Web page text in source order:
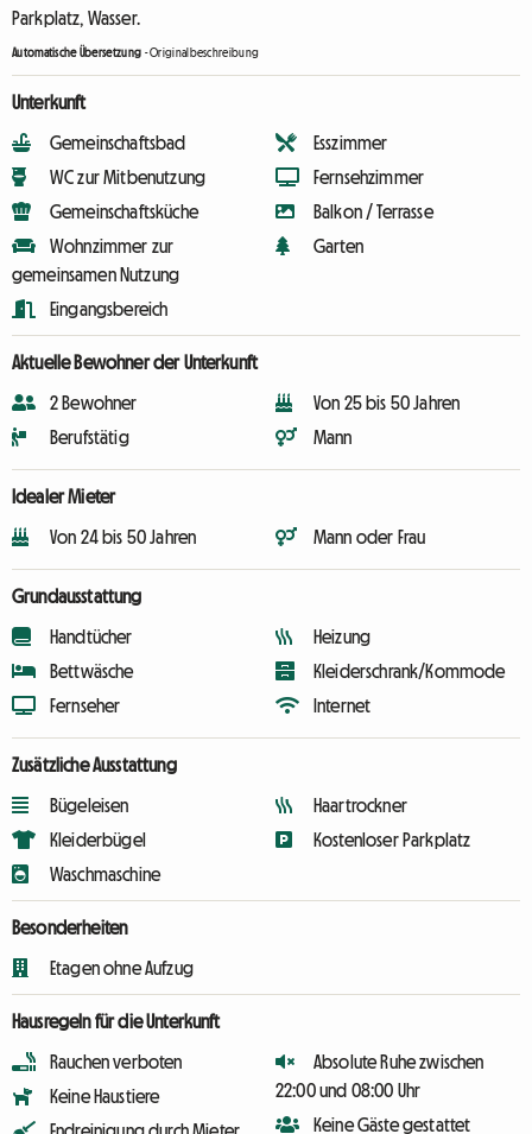
Parkplatz, Wasser.
Automatische Übersetzung -Originalbeschreibung
Unterkunft
Gemeinschaftsbad
WC zur Mitbenutzung
Gemeinschaftsküche
Wohnzimmer zur
gemeinsamen Nutzung
Eingangsbereich
Esszimmer
Fernsehzimmer
Balkon / Terrasse
Garten
Aktuelle Bewohner der Unterkunft
2 Bewohner
Berufstätig
Von 25 bis 50 Jahren
Mann
Idealer Mieter
Von 24 bis 50 Jahren Mann oder Frau
Grundausstattung
Handtücher
Bettwäsche
Fernseher
Heizung
Kleiderschrank/Kommode
Internet
Zusätzliche Ausstattung
Bügeleisen
Kleiderbügel
Waschmaschine
Haartrockner
Kostenloser Parkplatz
Besonderheiten
Etagen ohne Aufzug
Hausregeln für die Unterkunft
Rauchen verboten
Keine Haustiere
Absolute Ruhe zwischen
22:00 und 08:00 Uhr
Keine Gäste gestattet